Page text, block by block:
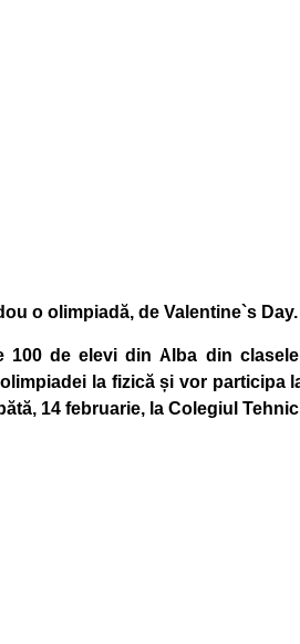
o olimpiadă, de Valentine`s Day.
100 de elevi din Alba din
olimpiadei la fizică și vor participa
14 februarie, la Colegiul